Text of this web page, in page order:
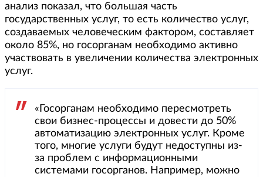
анализ показал, что большая часть
государственных услуг, то есть количество услуг,
создаваемых человеческим фактором, составляет
около 85%, но госорганам необходимо активно
участвовать в увеличении количества электронных
услуг.
«Госорганам необходимо пересмотреть
свои бизнес-процессы и довести до 50%
автоматизацию электронных услуг. Кроме
того, многие услуги будут недоступны из-
за проблем с информационными
системами госорганов. Например, можно